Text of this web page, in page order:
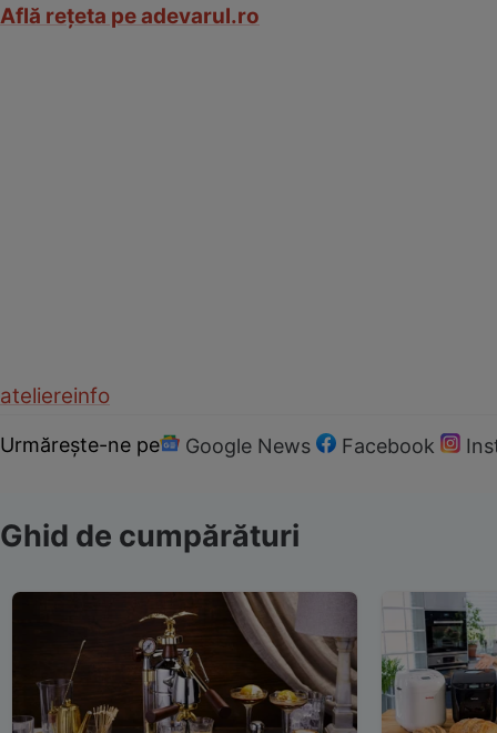
Află reţeta pe adevarul.ro
ateliereinfo
Urmărește-ne pe Google News Facebook
Ghid de cumpărături